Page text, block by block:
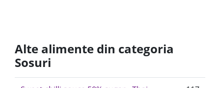
Alte alimente din categoria
Sosuri